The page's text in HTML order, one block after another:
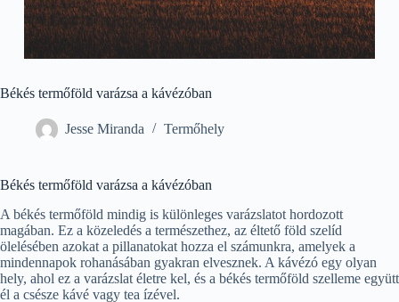
Békés termőföld varázsa a kávézóban
Jesse Miranda Termőhely
Békés termőföld varázsa a kávézóban
A békés termőföld mindig is különleges varázslatot hordozott
magában. Ez a közeledés a természethez, az éltető föld szelíd
ölelésében azokat a pillanatokat hozza el számunkra, amelyek a
mindennapok rohanásában gyakran elvesznek. A kávézó egy olyan
hely, ahol ez a varázslat életre kel, és a békés termőföld szelleme együtt
él a csésze kávé vagy tea ízével.